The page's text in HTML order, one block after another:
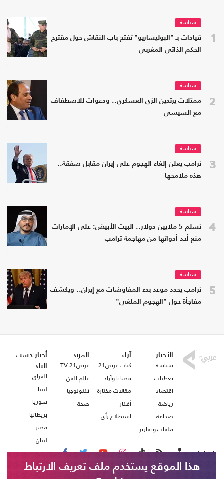
1
سياسة
قيادات بـ "البوليساريو" تفتح باب النقاش حول مقترح
الحكم الذاتي المغربي
2
سياسة
ممثلات يرتدين الزي العسكري.. ودعوات للاصطفاف
مع السيسي
3
سياسة
ترامب يعلن إلغاء الهجوم على إيران مقابل صفقة..
هذه ملامحها
4
سياسة
تسلم 5 ملايين دولار.. البيت الأبيض: على الإمارات
منع أحد أدواتها من مهاجمة ترامب
5
سياسة
ترامب يحدد موعد بدء المفاوضات مع إيران.. ويكشف
مفاجأة حول "الهجوم الملغي"
الأخبار
سياسة
تغطيات
اقتصاد
رياضة
صحافة
ملفات وتقارير
آراء
كتاب عربي21
قضايا وآراء
مقالات مختارة
أفكار
استطلاع رأي
المزيد
عربي21 TV
عالم الفن
تكنولوجيا
صحة
أخبار حسب
البلد
العراق
ليبيا
سوريا
بريطانيا
مصر
لبنان
تابعنا على
هذا الموقع يستخدم ملف تعريف الارتباط